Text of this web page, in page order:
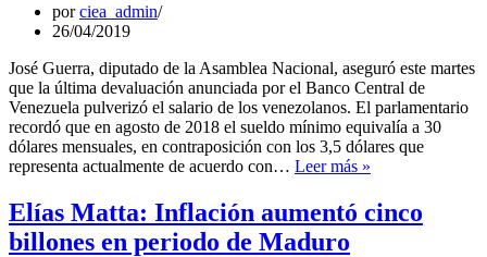
gasolina
en
el
país
porciea_admin
26/04/2019
José Guerra, diputado de la Asamblea Nacional, aseguró este martes
que la última devaluación anunciada por el Banco Central de
Venezuela pulverizó el salario de los venezolanos. El parlamentario
recordó que en agosto de 2018 el sueldo mínimo equivalía a 30
dólares mensuales, en contraposición con los 3,5 dólares que
representa actualmente de acuerdo con… Leer más »
BCV
pulverizó
Elías Matta: Inflación aumentó cinco
billones en periodo de Maduro